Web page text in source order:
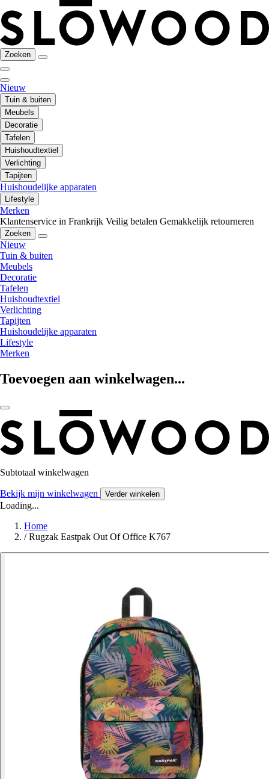
Zoeken
Nieuw
Tuin & buiten
Meubels
Decoratie
Tafelen
Huishoudtextiel
Verlichting
Tapijten
Huishoudelijke apparaten
Lifestyle
Merken
Klantenservice in Frankrijk Veilig betalen Gemakkelijk retourneren
Zoeken
Nieuw
Tuin & buiten
Meubels
Decoratie
Tafelen
Huishoudtextiel
Verlichting
Tapijten
Huishoudelijke apparaten
Lifestyle
Merken
Toevoegen aan winkelwagen...
Subtotaal winkelwagen
Bekijk mijn winkelwagen Verder winkelen
Loading...
Home
/ Rugzak Eastpak Out Of Office K767